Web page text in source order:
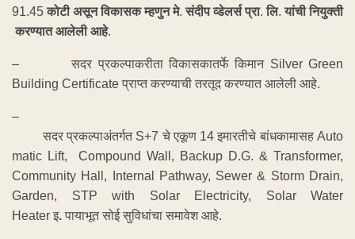
91.45कोटी असून विकासक म्हणुन मे.संदीप व्डेलर्स प्रा.लि.यांची नियुक्ती
करण्यात आलेली आहे.
– सदर प्रकल्पाकरीता विकासकातर्फे किमान Silver Green
Building Certificate प्राप्त करण्याची तरतूद करण्यात आलेली आहे.
–
सदर प्रकल्पाअंतर्गत S+7 चे एकूण 14 इमारतीचे बांधकामासह Auto
matic Lift, Compound Wall, Backup D.G. & Transformer,
Community Hall, Internal Pathway, Sewer & Storm Drain,
Garden, STP with Solar Electricity, Solar Water
Heater इ. पायाभूत सोई सुविधांचा समावेश आहे.